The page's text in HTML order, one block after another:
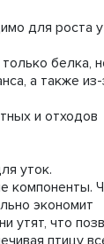
для роста
белка,
а также из-
и отходов
уток.
компоненты.
экономит
утят, что
птицу